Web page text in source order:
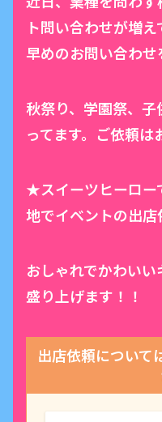
ト問い合わせが増
早めのお問い合わ
秋祭り、学園祭、
ってます。ご依頼
★スイーツヒーロー
地でイベントの出店
おしゃれでかわい
盛り上げます！！
出店依頼について